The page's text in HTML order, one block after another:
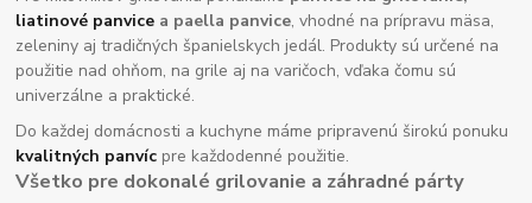
liatinové panvice a paella panvice, vhodné na prípravu mäsa,
zeleniny aj tradičných španielskych jedál. Produkty sú určené na
použitie nad ohňom, na grile aj na varičoch, vďaka čomu sú
univerzálne a praktické.
Do každej domácnosti a kuchyne máme pripravenú širokú ponuku
kvalitných panvíc pre každodenné použitie.
Všetko pre dokonalé grilovanie a záhradné párty